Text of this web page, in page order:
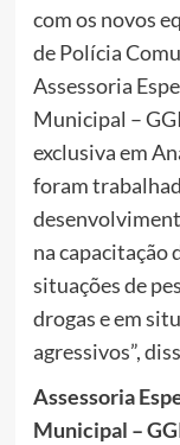
com os novos
de Polícia
Assessoria
Municipal –
exclusiva em
foram
na capacitação
situações de
drogas e em
agressivos”,
Assessoria
Municipal –